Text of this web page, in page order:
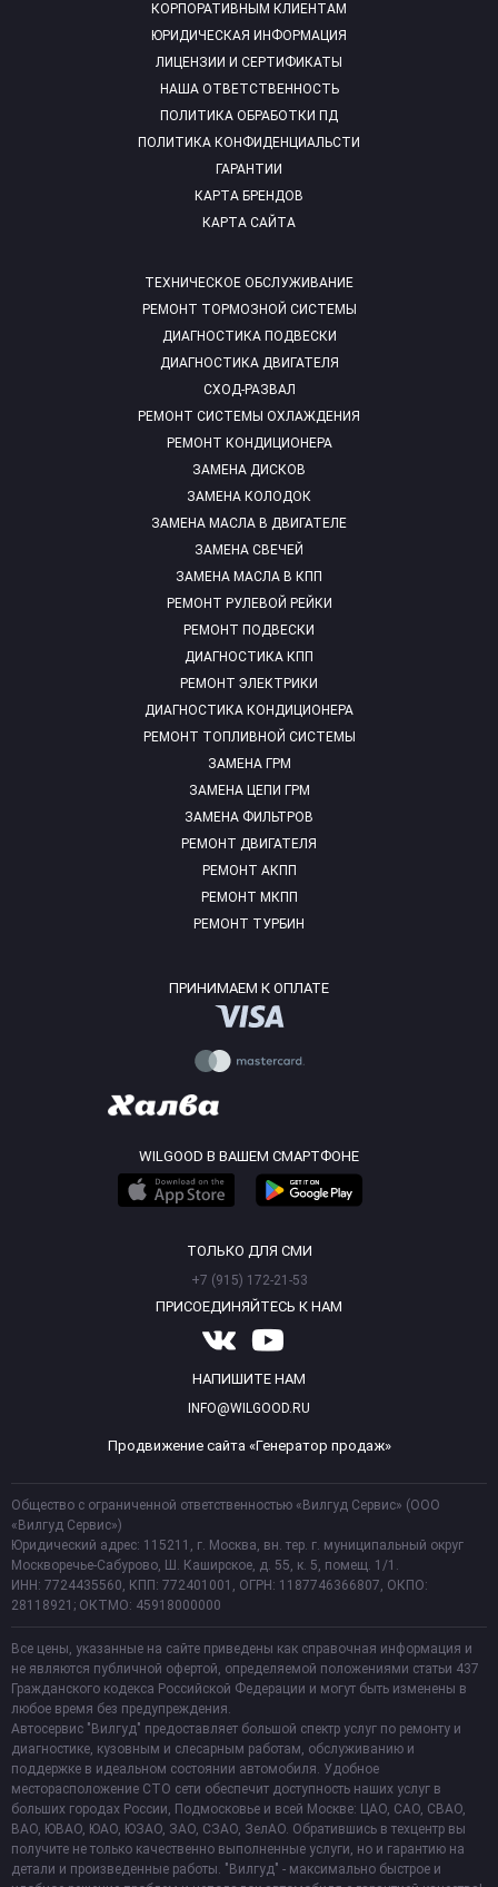
ТЕХНИЧЕСКОЕ ОБСЛУЖИВАНИЕ
РЕМОНТ ТОРМОЗНОЙ СИСТЕМЫ
ДИАГНОСТИКА ПОДВЕСКИ
ДИАГНОСТИКА ДВИГАТЕЛЯ
СХОД-РАЗВАЛ
РЕМОНТ СИСТЕМЫ ОХЛАЖДЕНИЯ
РЕМОНТ КОНДИЦИОНЕРА
ЗАМЕНА ДИСКОВ
ЗАМЕНА КОЛОДОК
ЗАМЕНА МАСЛА В ДВИГАТЕЛЕ
ЗАМЕНА СВЕЧЕЙ
ЗАМЕНА МАСЛА В КПП
РЕМОНТ РУЛЕВОЙ РЕЙКИ
РЕМОНТ ПОДВЕСКИ
ДИАГНОСТИКА КПП
РЕМОНТ ЭЛЕКТРИКИ
ДИАГНОСТИКА КОНДИЦИОНЕРА
РЕМОНТ ТОПЛИВНОЙ СИСТЕМЫ
ЗАМЕНА ГРМ
ЗАМЕНА ЦЕПИ ГРМ
ЗАМЕНА ФИЛЬТРОВ
РЕМОНТ ДВИГАТЕЛЯ
РЕМОНТ АКПП
РЕМОНТ МКПП
РЕМОНТ ТУРБИН
КОРПОРАТИВНЫМ КЛИЕНТАМ
ЮРИДИЧЕСКАЯ ИНФОРМАЦИЯ
ЛИЦЕНЗИИ И СЕРТИФИКАТЫ
НАША ОТВЕТСТВЕННОСТЬ
ПОЛИТИКА ОБРАБОТКИ ПД
ПОЛИТИКА КОНФИДЕНЦИАЛЬСТИ
ГАРАНТИИ
КАРТА БРЕНДОВ
КАРТА САЙТА
ПРИНИМАЕМ К ОПЛАТЕ
WILGOOD В ВАШЕМ СМАРТФОНЕ
ТОЛЬКО ДЛЯ СМИ
+7 (915) 172-21-53
ПРИСОЕДИНЯЙТЕСЬ К НАМ
НАПИШИТЕ НАМ
INFO@WILGOOD.RU
Продвижение сайта «Генератор продаж»
Общество с ограниченной ответственностью «Вилгуд Сервис» (ООО
«Вилгуд Сервис»)
Юридический адрес: 115211, г. Москва, вн. тер. г. муниципальный округ
Москворечье-Сабурово, Ш. Каширское, д. 55, к. 5, помещ. 1/1.
ИНН: 7724435560, КПП: 772401001, ОГРН: 1187746366807, ОКПО:
28118921; ОКТМО: 45918000000
Все цены, указанные на сайте приведены как справочная информация и
не являются публичной офертой, определяемой положениями статьи 437
Гражданского кодекса Российской Федерации и могут быть изменены в
любое время без предупреждения.
Автосервис "Вилгуд" предоставляет большой спектр услуг по ремонту и
диагностике, кузовным и слесарным работам, обслуживанию и
поддержке в идеальном состоянии автомобиля. Удобное
месторасположение СТО сети обеспечит доступность наших услуг в
больших городах России, Подмосковье и всей Москве: ЦАО, САО, СВАО,
ВАО, ЮВАО, ЮАО, ЮЗАО, ЗАО, СЗАО, ЗелАО. Обратившись в техцентр вы
получите не только качественно выполненные услуги, но и гарантию на
детали и произведенные работы. "Вилгуд" - максимально быстрое и